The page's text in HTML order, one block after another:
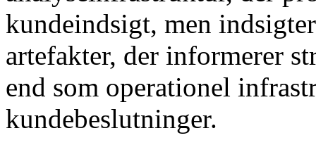
kundeindsigt, men
artefakter, der informerer
end som operationel
kundebeslutninger.